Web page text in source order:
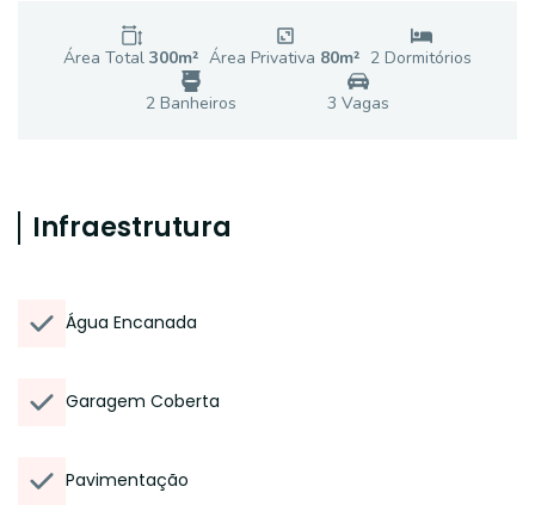
Área Total 300m² Área Privativa 80m² 2 Dormitórios
2Banheiros 3 Vagas
Infraestrutura
Água Encanada
Garagem Coberta
Pavimentação